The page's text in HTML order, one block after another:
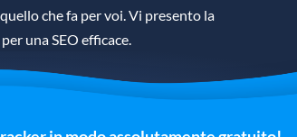
che fa per voi. Vi presento la
una SEO efficace.